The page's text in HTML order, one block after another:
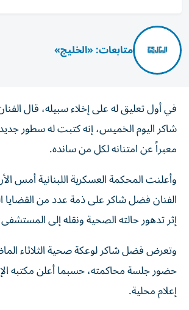
متابعات: «الخليج»
في أول تعليق له على إخلاء سبيله، قال
شاكر اليوم الخميس، إنه كتبت له سطور
معبراً عن امتنانه لكل من سانده.
وأعلنت المحكمة العسكرية اللبنانية أمس
الفنان فضل شاكر على ذمة عدد من القضايا
إثر تدهور حالته الصحية ونقله إلى
وتعرض فضل شاكر لوعكة صحية الثلاثاء
حضور جلسة محاكمته، حسبما أعلن مكتبه
إعلام محلية.